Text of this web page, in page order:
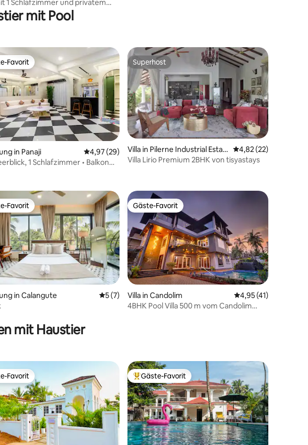
1 Schlafzimmer und privatem
Siolim | Superhost
mit Pool
4,89 von 5, 28 Bewertungen
Favorit
Favorit
in Panaji Durchschnittliche Bewertung: 4,97 von 5, 29 Bewertungen
4,97 (29)
1 Schlafzimmer • Balkon
Superhost
Superhost
Villa in Pilerne Industrial Estat
es
Durchschnittliche
4,82 (22)
Villa Lirio Premium 2BHK von tisyastays
Bewertung: 5 von 5, 11 Bewertungen
Favorit
Favorit
in Calangute Durchschnittliche Bewertung: 5 von 5, 7 Bewertungen
5 (7)
Gäste-Favorit
Gäste-Favorit
Villa in Candolim Durchschnittliche
4,95 (41)
4BHK Pool Villa 500 m vom Candolim
mit Haustier
Favorit
Favorit Beliebter Gäste-Favorit.
Gäste-Favorit